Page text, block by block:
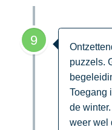
9
puzzels.
Toegang
de
weer wel